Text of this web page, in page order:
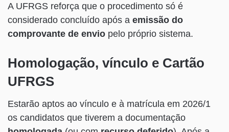
A UFRGS reforça que o procedimento só é
considerado concluído após a emissão do
comprovante de envio pelo próprio sistema.
Homologação, vínculo e Cartão
UFRGS
Estarão aptos ao vínculo e à matrícula em 2026/1
os candidatos que tiverem a documentação